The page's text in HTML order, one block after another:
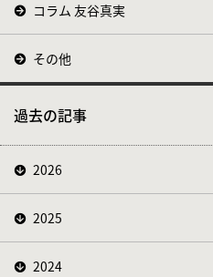
コラム 友谷真実
その他
過去の記事
2026
2025
2024